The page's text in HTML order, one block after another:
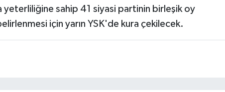
yeterliliğine sahip 41 siyasi partinin birleşik oy
için yarın YSK'de kura çekilecek.